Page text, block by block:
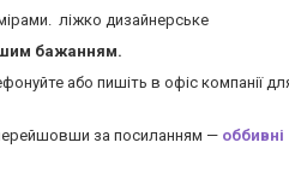
ліжко дизайнерське
бажанням.
або пишіть в офіс компанії
перейшовши за посиланням — оббивні